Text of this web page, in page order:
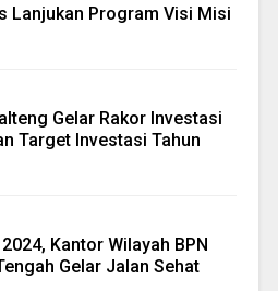
Lanjukan Program Visi Misi
Gelar Rakor Investasi
Target Investasi Tahun
Kantor Wilayah BPN
Gelar Jalan Sehat